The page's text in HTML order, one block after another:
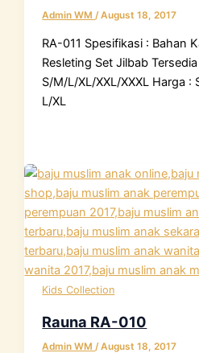
Admin WM /August 18, 2017
RA-011 Spesifikasi : Bahan
Resleting Set Jilbab
S/M/L/XL/XXL/XXXL Harga
L/XL
Kids Collection
Rauna RA-010
Admin WM/August 18, 2017